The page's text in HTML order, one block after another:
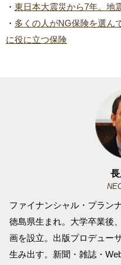
・ 東日本大震災から7年。地
・ 多くの人がNG保険を選ん
に役に立つ保険
ファイナンシャル・プラン
徳島県生まれ。大学卒業後
画を設立。出版プロデュー
生み出す。新聞・雑誌・